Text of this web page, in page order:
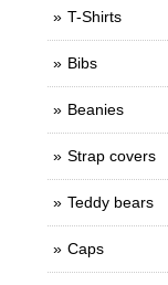
T-Shirts
Bibs
Beanies
Strap covers
Teddy bears
Caps